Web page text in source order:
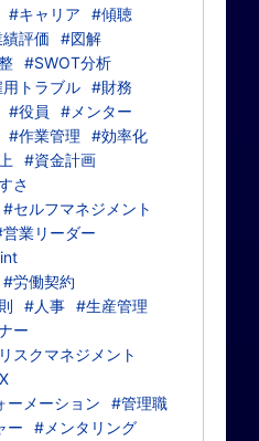
#キャリア
#傾聴
評価
#図解
#SWOT分析
トラブル #財務
#役員
#メンター
#作業管理
#効率化
#資金計画
さ
#セルフマネジメント
業リーダー
#労働契約
#人事 #生産管理
ー
スクマネジメント
ーメーション
#管理職
ー
#メンタリング